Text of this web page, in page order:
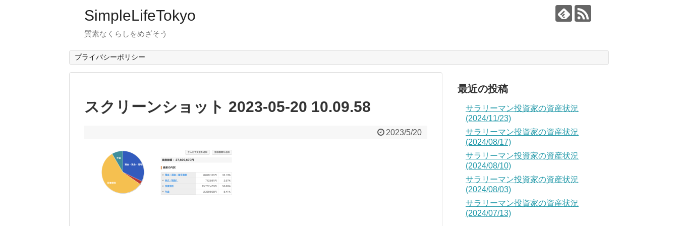
SimpleLifeTokyo
質素なくらしをめざそう
プライバシーポリシー
スクリーンショット 2023-05-20 10.09.58
2023/5/20
最近の投稿
サラリーマン投資家の資産状況
(2024/11/23)
サラリーマン投資家の資産状況
(2024/08/17)
サラリーマン投資家の資産状況
(2024/08/10)
サラリーマン投資家の資産状況
(2024/08/03)
サラリーマン投資家の資産状況
(2024/07/13)